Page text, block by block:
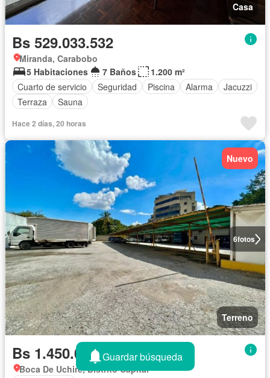
Casa
Bs 529.033.532
Miranda, Carabobo
5 Habitaciones
7 Baños
1.200 m²
Cuarto de servicio
Seguridad Piscina Alarma
Jacuzzi
Terraza
Sauna
Hace 2 días, 20 horas
6fotos
Nuevo
Terreno
Bs 1.450.000
Boca De Uchire, Distrito Capital
Guardar búsqueda